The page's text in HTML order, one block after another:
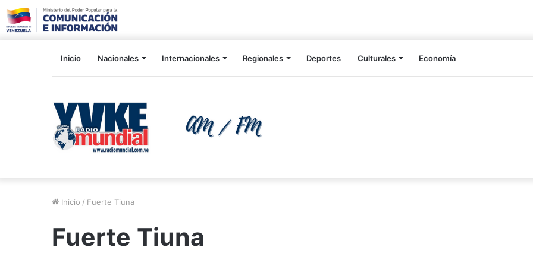
Inicio Nacionales Internacionales Regionales Deportes Culturales Economía
Inicio / Fuerte Tiuna
Fuerte Tiuna